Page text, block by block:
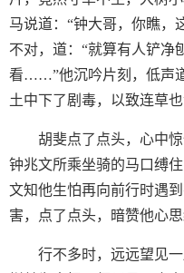
马说道：“钟大哥，你瞧，
不对，道：“就算有人铲净
看……”他沉吟片刻，低声
土中下了剧毒，以致连草
胡斐点了点头，心中
钟兆文所乘坐骑的马口缚
文知他生怕再向前行时遇
害，点了点头，暗赞他心思
行不多时，远远望见